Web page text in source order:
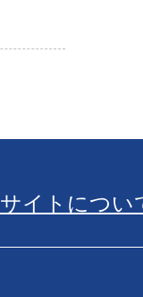
サイトについ